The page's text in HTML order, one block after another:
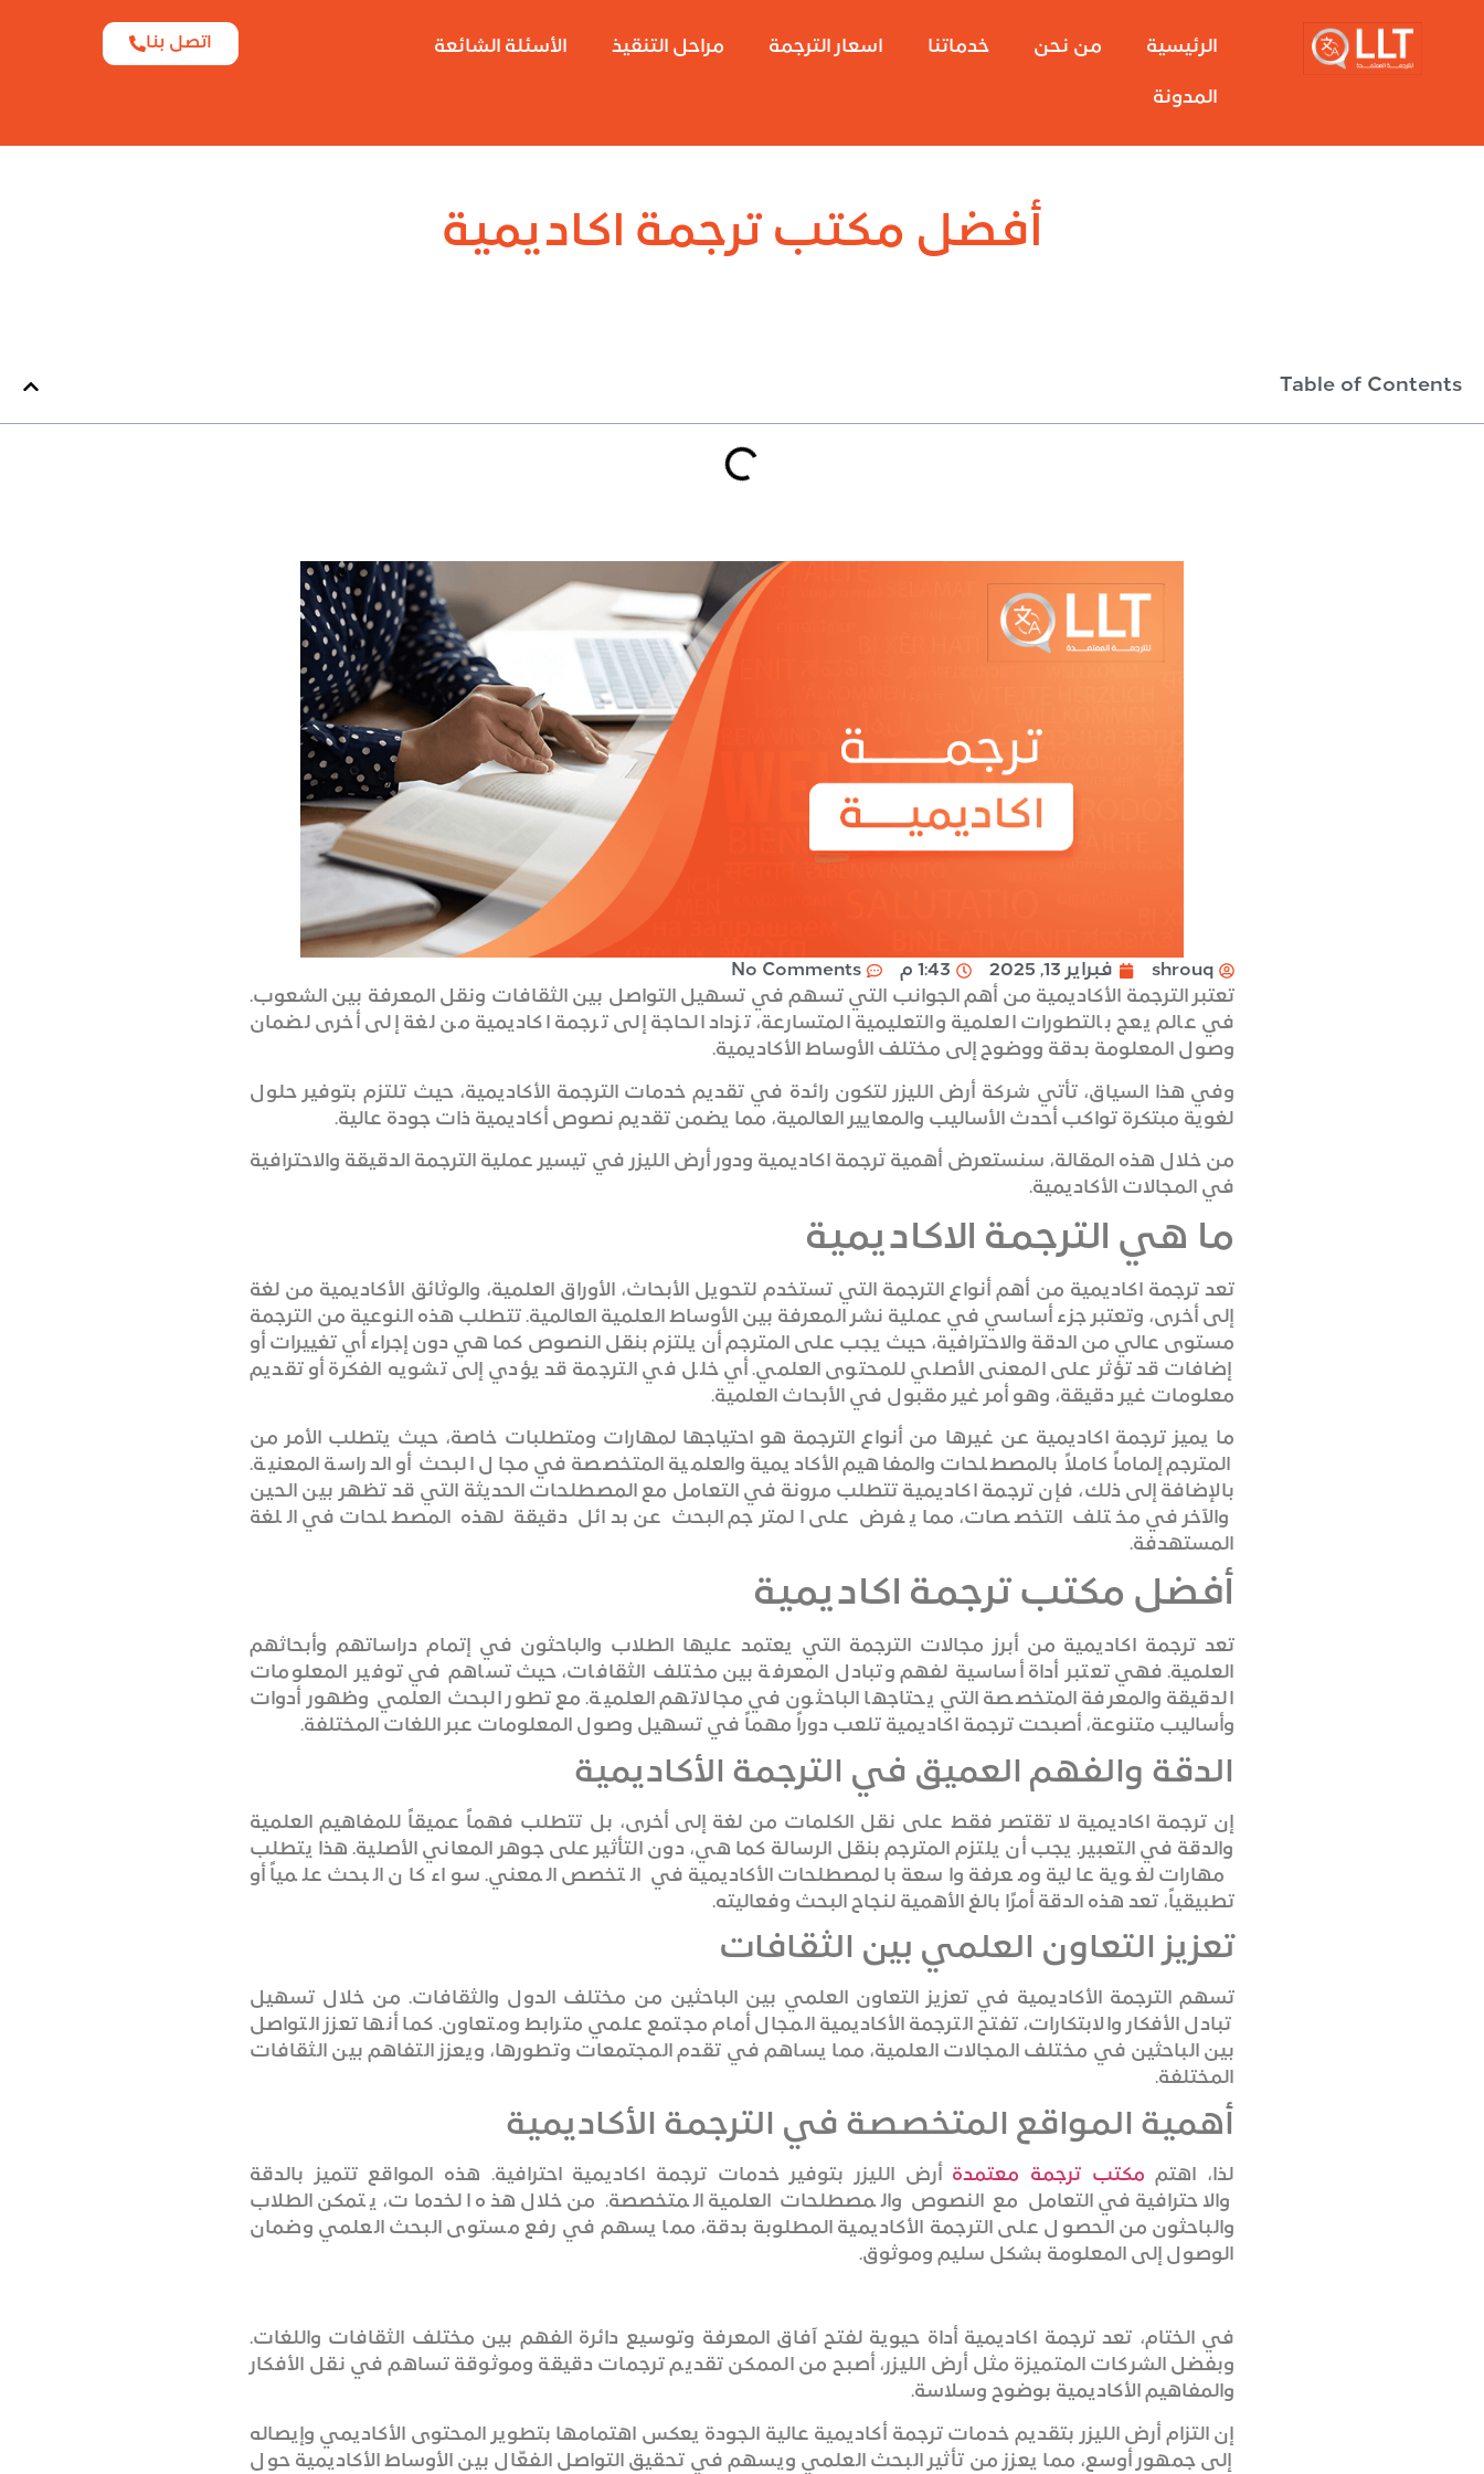
الرئيسية من نحن خدماتنا اسعار الترجمة مراحل التنقيذ الأسئلة الشائعة
المدونة
اتصل بنا
أفضل مكتب ترجمة اكاديمية
Table of Contents
shrouq فبراير 13, 2025 1:43 م
No Comments
تعتبر الترجمة الأكاديمية من أهم الجوانب التي تسهم في تسهيل التواصل بين الثقافات ونقل المعرفة بين الشعوب.
في عالم يعج بالتطورات العلمية والتعليمية المتسارعة، تزداد الحاجة إلى ترجمة اكاديمية من لغة إلى أخرى لضمان
وصول المعلومة بدقة ووضوح إلى مختلف الأوساط الأكاديمية.
وفي هذا السياق، تأتي شركة أرض الليزر لتكون رائدة في تقديم خدمات الترجمة الأكاديمية، حيث تلتزم بتوفير حلول
لغوية مبتكرة تواكب أحدث الأساليب والمعايير العالمية، مما يضمن تقديم نصوص أكاديمية ذات جودة عالية.
من خلال هذه المقالة، سنستعرض أهمية ترجمة اكاديمية ودور أرض الليزر في تيسير عملية الترجمة الدقيقة والاحترافية
في المجالات الأكاديمية.
ما هي الترجمة الاكاديمية
تعد ترجمة اكاديمية من أهم أنواع الترجمة التي تستخدم لتحويل الأبحاث، الأوراق العلمية، والوثائق الأكاديمية من لغة
إلى أخرى، وتعتبر جزء أساسي في عملية نشر المعرفة بين الأوساط العلمية العالمية. تتطلب هذه النوعية من الترجمة
مستوى عالي من الدقة والاحترافية، حيث يجب على المترجم أن يلتزم بنقل النصوص كما هي دون إجراء أي تغييرات أو
إضافات قد تؤثر على المعنى الأصلي للمحتوى العلمي. أي خلل في الترجمة قد يؤدي إلى تشويه الفكرة أو تقديم
معلومات غير دقيقة، وهو أمر غير مقبول في الأبحاث العلمية.
ما يميز ترجمة اكاديمية عن غيرها من أنواع الترجمة هو احتياجها لمهارات ومتطلبات خاصة، حيث يتطلب الأمر من
المترجم إلماماً كاملاً بالمصطلحات والمفاهيم الأكاديمية والعلمية المتخصصة في مجال البحث أو الدراسة المعنية.
بالإضافة إلى ذلك، فإن ترجمة اكاديمية تتطلب مرونة في التعامل مع المصطلحات الحديثة التي قد تظهر بين الحين
والآخر في مختلف التخصصات، مما يفرض على المترجم البحث عن بدائل دقيقة لهذه المصطلحات في اللغة
المستهدفة.
أفضل مكتب ترجمة اكاديمية
تعد ترجمة اكاديمية من أبرز مجالات الترجمة التي يعتمد عليها الطلاب والباحثون في إتمام دراساتهم وأبحاثهم
العلمية. فهي تعتبر أداة أساسية لفهم وتبادل المعرفة بين مختلف الثقافات، حيث تساهم في توفير المعلومات
الدقيقة والمعرفة المتخصصة التي يحتاجها الباحثون في مجالاتهم العلمية. مع تطور البحث العلمي وظهور أدوات
وأساليب متنوعة، أصبحت ترجمة اكاديمية تلعب دوراً مهماً في تسهيل وصول المعلومات عبر اللغات المختلفة.
الدقة والفهم العميق في الترجمة الأكاديمية
إن ترجمة اكاديمية لا تقتصر فقط على نقل الكلمات من لغة إلى أخرى، بل تتطلب فهماً عميقاً للمفاهيم العلمية
والدقة في التعبير. يجب أن يلتزم المترجم بنقل الرسالة كما هي، دون التأثير على جوهر المعاني الأصلية. هذا يتطلب
مهارات لغوية عالية ومعرفة واسعة بالمصطلحات الأكاديمية في التخصص المعني. سواء كان البحث علمياً أو
تطبيقياً، تعد هذه الدقة أمرًا بالغ الأهمية لنجاح البحث وفعاليته.
تعزيز التعاون العلمي بين الثقافات
تسهم الترجمة الأكاديمية في تعزيز التعاون العلمي بين الباحثين من مختلف الدول والثقافات. من خلال تسهيل
تبادل الأفكار والابتكارات، تفتح الترجمة الأكاديمية المجال أمام مجتمع علمي مترابط ومتعاون. كما أنها تعزز التواصل
بين الباحثين في مختلف المجالات العلمية، مما يساهم في تقدم المجتمعات وتطورها، ويعزز التفاهم بين الثقافات
المختلفة.
أهمية المواقع المتخصصة في الترجمة الأكاديمية
لذا، اهتم مكتب ترجمة معتمدة أرض الليزر بتوفير خدمات ترجمة اكاديمية احترافية. هذه المواقع تتميز بالدقة
والاحترافية في التعامل مع النصوص والمصطلحات العلمية المتخصصة. من خلال هذه الخدمات، يتمكن الطلاب
والباحثون من الحصول على الترجمة الأكاديمية المطلوبة بدقة، مما يسهم في رفع مستوى البحث العلمي وضمان
الوصول إلى المعلومة بشكل سليم وموثوق.
في الختام، تعد ترجمة اكاديمية أداة حيوية لفتح آفاق المعرفة وتوسيع دائرة الفهم بين مختلف الثقافات واللغات.
وبفضل الشركات المتميزة مثل أرض الليزر، أصبح من الممكن تقديم ترجمات دقيقة وموثوقة تساهم في نقل الأفكار
والمفاهيم الأكاديمية بوضوح وسلاسة.
إن التزام أرض الليزر بتقديم خدمات ترجمة أكاديمية عالية الجودة يعكس اهتمامها بتطوير المحتوى الأكاديمي وإيصاله
إلى جمهور أوسع، مما يعزز من تأثير البحث العلمي ويسهم في تحقيق التواصل الفعّال بين الأوساط الأكاديمية حول